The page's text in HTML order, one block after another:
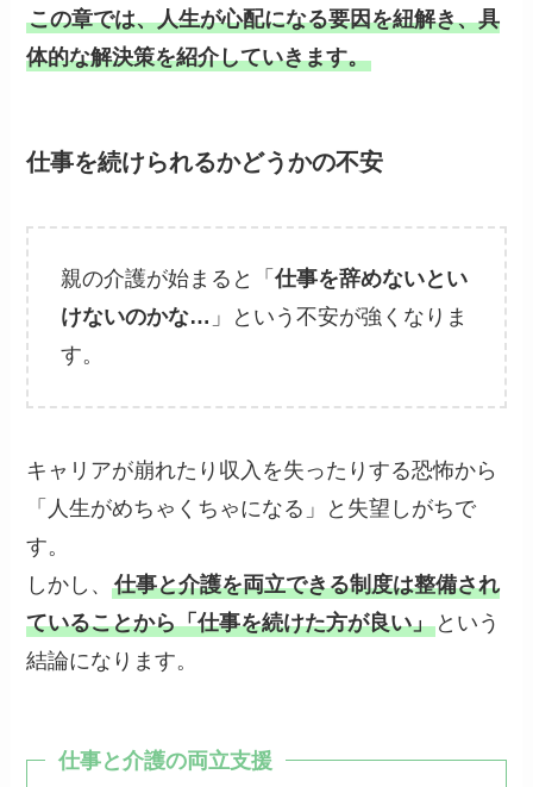
この章では、人生が心配になる要因を紐解き、具
体的な解決策を紹介していきます。
仕事を続けられるかどうかの不安
親の介護が始まると「仕事を辞めないとい
けないのかな… 」という不安が強くなりま
す。
キャリアが崩れたり収入を失ったりする恐怖から
「人生がめちゃくちゃになる」と失望しがちで
す。
しかし、仕事と介護を両立できる制度は整備され
ていることから「仕事を続けた方が良い」 という
結論になります。
仕事と介護の両立支援